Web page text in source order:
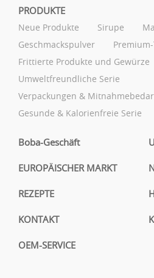
PRODUKTE
Neue Produkte Sirupe
Geschmackspulver
Frittierte Produkte und Gewürze
Umweltfreundliche Serie
Verpackungen &
Gesunde & Kalorienfreie Serie
Boba-Geschäft
EUROPÄISCHER MARKT
REZEPTE
KONTAKT
OEM-SERVICE